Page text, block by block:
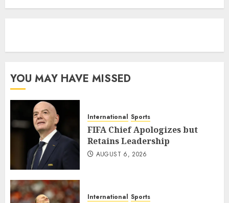
YOU MAY HAVE MISSED
International Sports
FIFA Chief Apologizes but
Retains Leadership
AUGUST 6, 2026
International Sports